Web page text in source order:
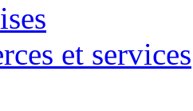
et services